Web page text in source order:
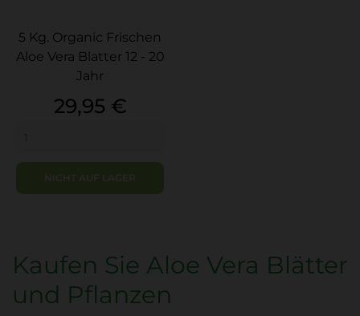
5 Kg. Organic Frischen
Aloe Vera Blatter 12 - 20
Jahr
Preis
29,95 €
Kaufen Sie Aloe Vera Blätter
und Pflanzen